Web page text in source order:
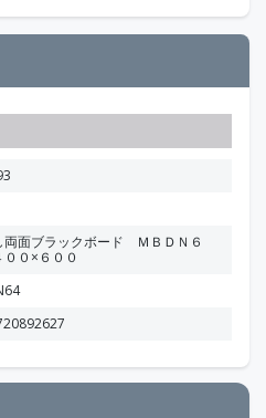
両面ブラックボード ＭＢＤＮ６
０×６００